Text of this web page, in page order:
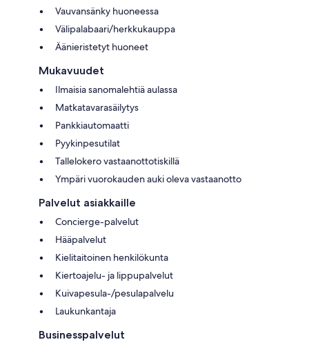
Vauvansänky huoneessa
Välipalabaari/herkkukauppa
Äänieristetyt huoneet
Mukavuudet
Ilmaisia sanomalehtiä aulassa
Matkatavarasäilytys
Pankkiautomaatti
Pyykinpesutilat
Tallelokero vastaanottotiskillä
Ympäri vuorokauden auki oleva vastaanotto
Palvelut asiakkaille
Concierge-palvelut
Hääpalvelut
Kielitaitoinen henkilökunta
Kiertoajelu- ja lippupalvelut
Kuivapesula-/pesulapalvelu
Laukunkantaja
Businesspalvelut